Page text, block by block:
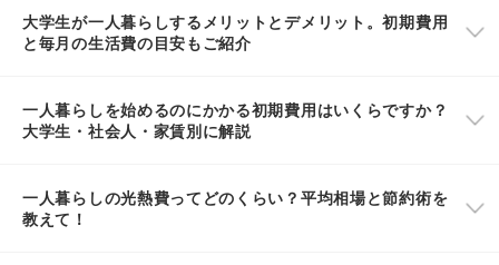
大学生が一人暮らしするメリットとデメリット。初期費用
と毎月の生活費の目安もご紹介
一人暮らしを始めるのにかかる初期費用はいくらですか？
大学生・社会人・家賃別に解説
一人暮らしの光熱費ってどのくらい？平均相場と節約術を
教えて！